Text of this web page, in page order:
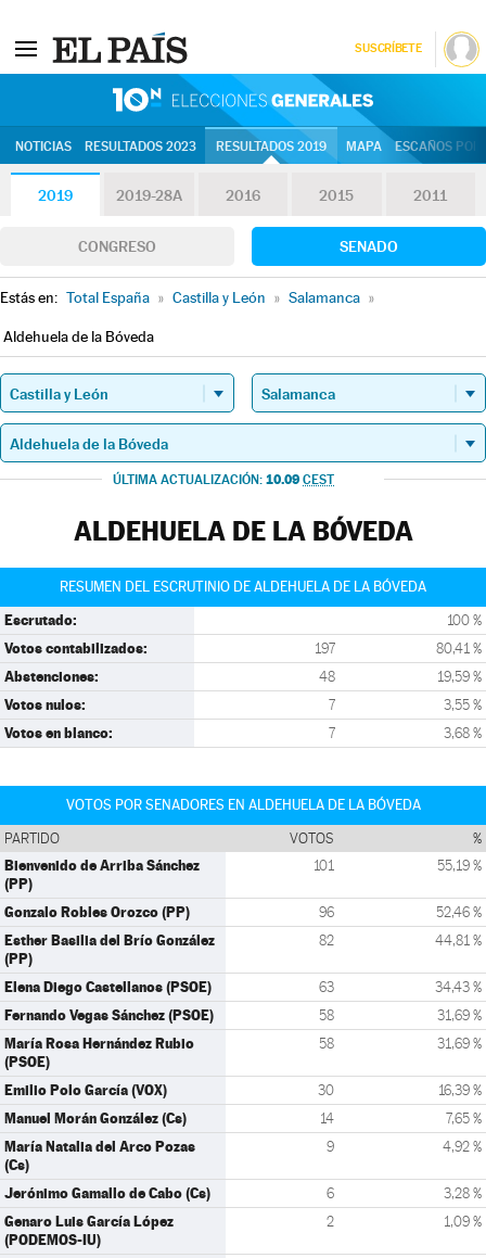
SUSCRÍBETE
NOTICIAS RESULTADOS 2023 RESULTADOS 2019 MAPA ESCAÑOS
2019 2019-28A 2016 2015 2011
CONGRESO SENADO
Estás en: Total España » Castilla y León » Salamanca »
Aldehuela de la Bóveda
ÚLTIMA ACTUALIZACIÓN: 10.09 CEST
ALDEHUELA DE LA BÓVEDA
RESUMEN DEL ESCRUTINIO DE ALDEHUELA DE LA BÓVEDA
Escrutado: 100 %
Votos contabilizados: 197 80,41 %
Abstenciones: 48 19,59 %
Votos nulos: 7 3,55 %
Votos en blanco: 7 3,68 %
VOTOS POR SENADORES EN ALDEHUELA DE LA BÓVEDA
PARTIDO VOTOS %
Bienvenido de Arriba Sánchez
(PP)
101 55,19 %
Gonzalo Robles Orozco (PP) 96 52,46 %
Esther Basilia del Brío González
(PP)
82 44,81 %
Elena Diego Castellanos (PSOE) 63 34,43 %
Fernando Vegas Sánchez (PSOE) 58 31,69 %
María Rosa Hernández Rubio
(PSOE)
58 31,69 %
Emilio Polo García (VOX) 30 16,39 %
Manuel Morán González (Cs) 14 7,65 %
María Natalia del Arco Pozas
(Cs)
9 4,92 %
Jerónimo Gamallo de Cabo (Cs) 6 3,28 %
Genaro Luis García López
(PODEMOS-IU)
2 1,09 %